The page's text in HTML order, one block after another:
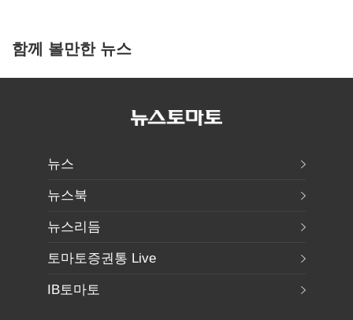
함께 볼만한 뉴스
뉴스
뉴스북
뉴스리듬
토마토증권통 Live
IB토마토